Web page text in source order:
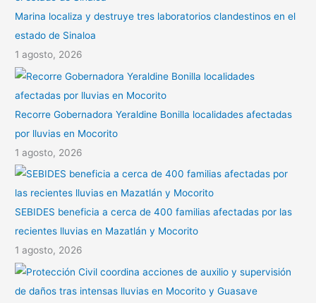
Marina localiza y destruye tres laboratorios clandestinos en el
estado de Sinaloa
1 agosto, 2026
Recorre Gobernadora Yeraldine Bonilla localidades afectadas
por lluvias en Mocorito
1 agosto, 2026
SEBIDES beneficia a cerca de 400 familias afectadas por las
recientes lluvias en Mazatlán y Mocorito
1 agosto, 2026